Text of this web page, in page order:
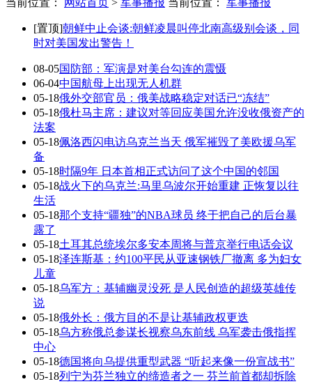
当前位置： 网站首页 > 军事播报 当前位置： 军事播报
[置顶]朝鲜中止会谈:朝鲜凌晨叫停北南高级别会谈，同
时对美国发出警告！
08-05国防部：军演是对美台勾连的震慑
06-04中国航母上出现无人机群
05-18俄外交部官员：俄美战略稳定对话已“冻结”
05-18俄杜马主席：建议对等回应美国允许没收俄资产的
法案
05-18佩洛西闪电访乌克兰当天 俄军摧毁了美欧援乌军
备
05-18时隔9年 日本首相正式访问了这个中国的邻国
05-18战火下的乌克兰:马里乌波尔开始重建 正恢复以往
生活
05-18那个支持“疆独”的NBA球员 终于把自己的后台暴
露了
05-18土耳其总统埃尔多安本周将与普京举行电话会议
05-18泽连斯基：约100平民从亚速钢铁厂撤离 多为妇女
儿童
05-18乌军方：基辅幽灵没死 是人民创造的超级英雄传
说
05-18俄外长：俄方目的不是让基辅政权更迭
05-18乌方称俄总参谋长视察乌东前线 乌军袭击俄指挥
中心
05-18德国将向乌提供重型武器 “听起来像一份宣战书”
05-18列宁为芬兰独立的缔造者之一 芬兰前首都却拆除